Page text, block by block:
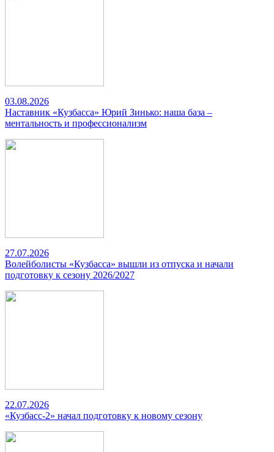
03.08.2026
Наставник «Кузбасса» Юрий Зинько: наша база –
ментальность и профессионализм
27.07.2026
Волейболисты «Кузбасса» вышли из отпуска и начали
подготовку к сезону 2026/2027
22.07.2026
«Кузбасс-2» начал подготовку к новому сезону